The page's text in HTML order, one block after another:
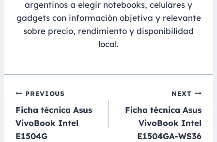
argentinos a elegir notebooks, celulares y
gadgets con información objetiva y relevante
sobre precio, rendimiento y disponibilidad
local.
Navegación
de
entradas
PREVIOUS
Ficha técnica Asus
VivoBook Intel
E1504G
NEXT
Ficha técnica Asus
VivoBook Intel
E1504GA-WS36